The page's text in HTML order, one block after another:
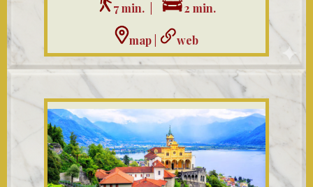
7 min. | 2 min.
map| web